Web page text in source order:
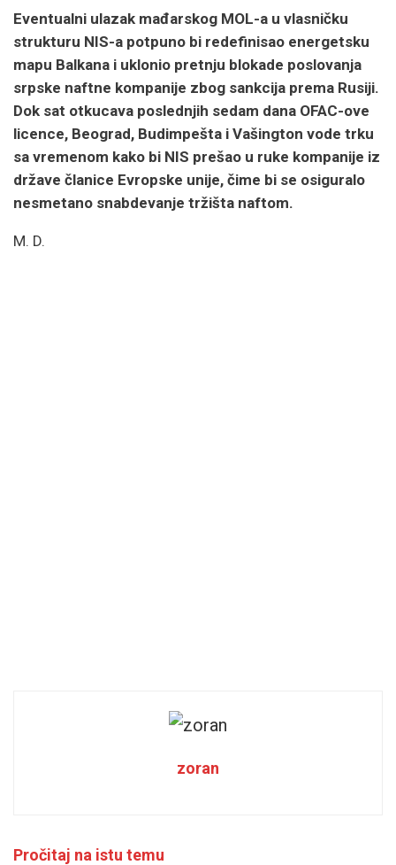
Eventualni ulazak mađarskog MOL-a u vlasničku
strukturu NIS-a potpuno bi redefinisao energetsku
mapu Balkana i uklonio pretnju blokade poslovanja
srpske naftne kompanije zbog sankcija prema Rusiji.
Dok sat otkucava poslednjih sedam dana OFAC-ove
licence, Beograd, Budimpešta i Vašington vode trku
sa vremenom kako bi NIS prešao u ruke kompanije iz
države članice Evropske unije, čime bi se osiguralo
nesmetano snabdevanje tržišta naftom.
M. D.
zoran
Pročitaj na istu temu